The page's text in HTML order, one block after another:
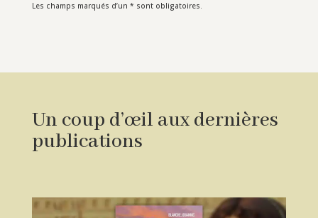
Les champs marqués d’un * sont obligatoires.
Un coup d’œil aux dernières
publications